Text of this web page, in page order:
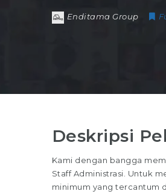
Enditama Group
Deskripsi
Kami dengan bangga
Staff Administrasi. Untuk
minimum yang tercantum